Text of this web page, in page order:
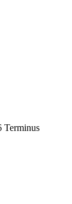
Terminus